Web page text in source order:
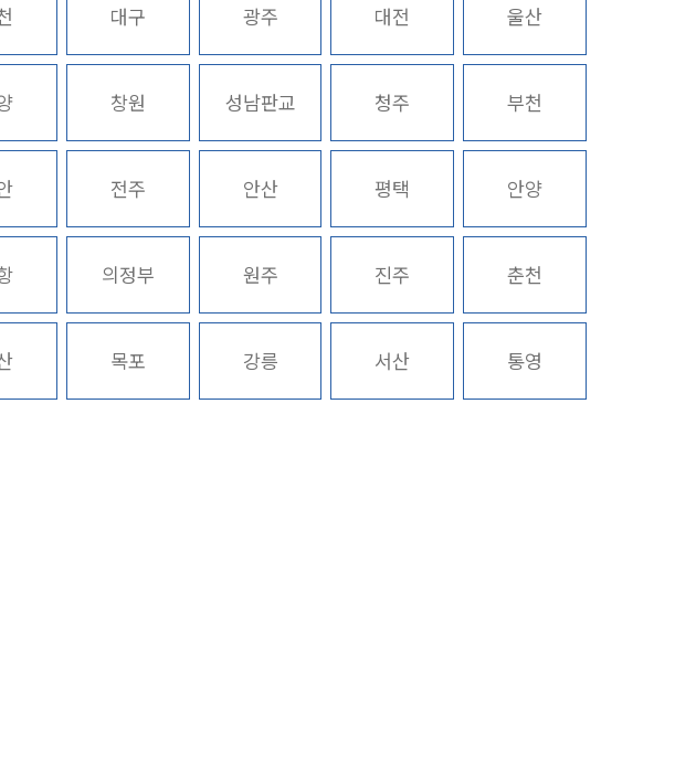
법률지식인
고객후기
업무분야
환경·ESG 업무
전체
구성원 소개
환경·ESG전문변호사
대구 광주 대전 울산
창원 성남판교 청주 부천
전주 안산 평택 안양
의정부 원주 진주 춘천
목포 강릉 서산 통영